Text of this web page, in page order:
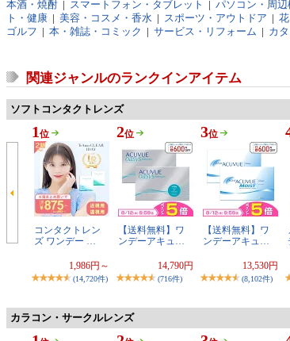
本酒・焼酎 | スマートフォン・タブレット | パソコン・周辺
ト・健康 | 美容・コスメ・香水 | スポーツ・アウトドア |
ゴルフ | 本・雑誌・コミック | サービス・リフォーム | カ
関連ジャンルのランクインアイテム
ソフトコンタクトレンズ
1 位
コンタクトレン
ズ ワンデー …
1,986円～
(14,720件)
2位
【送料無料】ワ
ンデーアキュ…
14,790円
(716件)
3位
【送料無料】ワ
ンデーアキュ…
13,530円
(8,102件)
カラコン・サークルレンズ